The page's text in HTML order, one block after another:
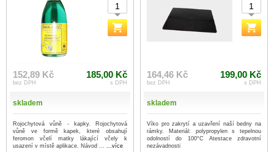
152,89 Kč
bez DPH
185,00 Kč
s DPH
skladem
Rojochytová vůně - kapky. Rojochytová
vůně ve formě kapek, které obsahují
feromon včelí matky lákající včely k
usazení v místě aplikace. Návod ... ...více
164,46 Kč
bez DPH
199,00 Kč
s DPH
skladem
Víko pro zakrytí a uzavření naší bedny na
rámky. Materiál: polypropylen s tepelnou
odolností do 100°C Atestace zdravotní
nezávadnosti